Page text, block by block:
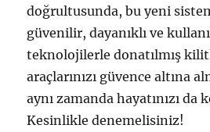
doğrultusunda, bu yeni
güvenilir, dayanıklı ve
teknolojilerle donatılmış
araçlarınızı güvence altına
aynı zamanda hayatınızı da
Kesinlikle denemelisiniz!